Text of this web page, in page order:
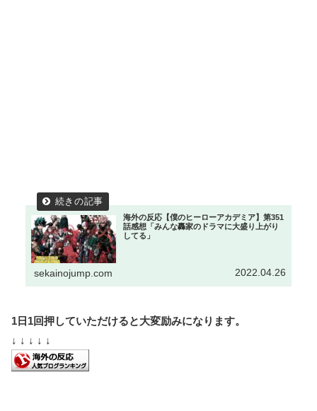
海外の反応【僕のヒーローアカデミア】第351
話感想「みんな轟家のドラマに大盛り上がり
してる」
sekainojump.com 2022.04.26
1日1回押していただけると大変励みになります。
↓ ↓ ↓ ↓ ↓